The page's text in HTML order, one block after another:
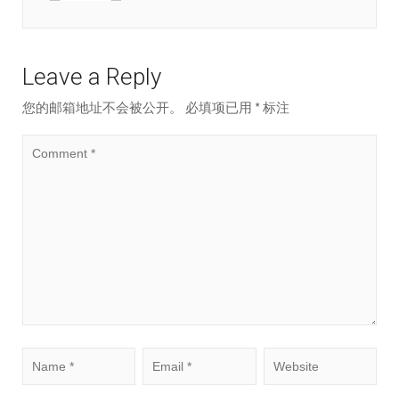
Leave a Reply
您的邮箱地址不会被公开。 必填项已用 *标注